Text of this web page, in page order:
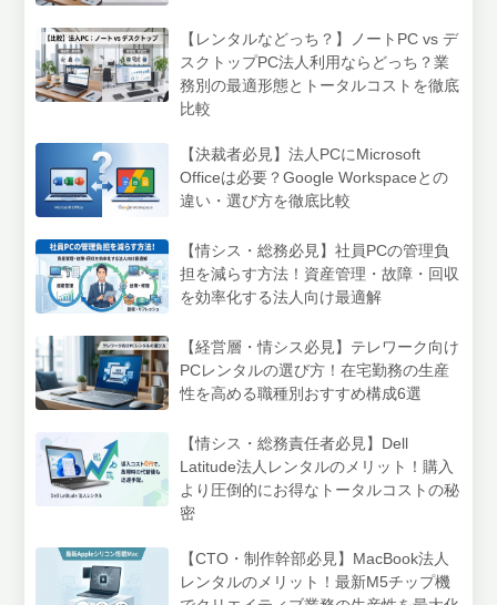
【レンタルなどっち？】ノートPC vs デ
スクトップPC法人利用ならどっち？業
務別の最適形態とトータルコストを徹底
比較
【決裁者必見】法人PCにMicrosoft
Officeは必要？Google Workspaceとの
違い・選び方を徹底比較
【情シス・総務必見】社員PCの管理負
担を減らす方法！資産管理・故障・回収
を効率化する法人向け最適解
【経営層・情シス必見】テレワーク向け
PCレンタルの選び方！在宅勤務の生産
性を高める職種別おすすめ構成6選
【情シス・総務責任者必見】Dell
Latitude法人レンタルのメリット！購入
より圧倒的にお得なトータルコストの秘
密
【CTO・制作幹部必見】MacBook法人
レンタルのメリット！最新M5チップ機